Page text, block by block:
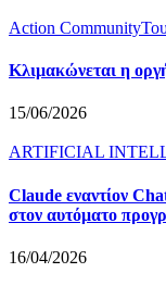
Action Community
Κλιμακώνεται η
15/06/2026
ARTIFICIAL
Claude εναντίον
στον αυτόματο
16/04/2026